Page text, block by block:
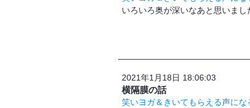
いろいろ奥が深いなあと思いま
2021年1月18日 18:06:03
横隔膜の話
笑いヨガ＆きいてもらえる声に